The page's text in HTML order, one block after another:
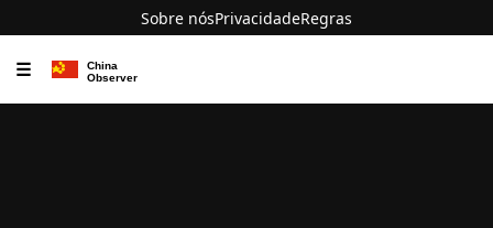
Sobre nósPrivacidadeRegras
☰